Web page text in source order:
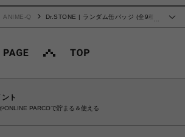
ANIME-Q
Dr.STONE | ランダム缶バッジ (全9種)
ト
ONLINE PARCOで貯まる＆使える